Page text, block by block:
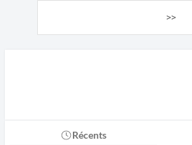
>>
Récents